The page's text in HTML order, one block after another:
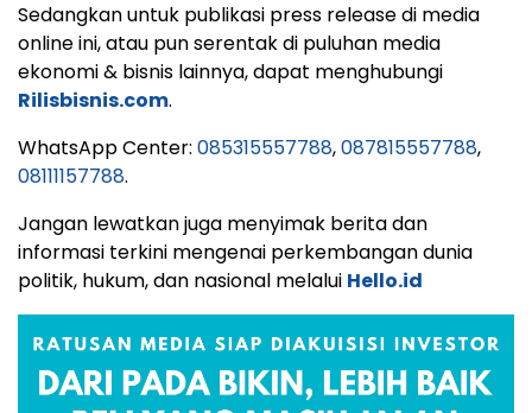
Sedangkan untuk publikasi press release di media
online ini, atau pun serentak di puluhan media
ekonomi & bisnis lainnya, dapat menghubungi
Rilisbisnis.com.
WhatsApp Center: 085315557788,087815557788,
08111157788.
Jangan lewatkan juga menyimak berita dan
informasi terkini mengenai perkembangan dunia
politik, hukum, dan nasional melalui Hello.id